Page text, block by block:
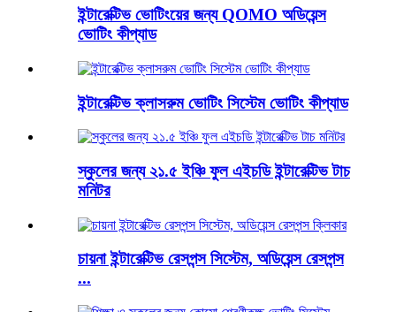
ইন্টারেক্টিভ ভোটিংয়ের জন্য QOMO অডিয়েন্স
ভোটিং কীপ্যাড
ইন্টারেক্টিভ ক্লাসরুম ভোটিং সিস্টেম ভোটিং কীপ্যাড
স্কুলের জন্য ২১.৫ ইঞ্চি ফুল এইচডি ইন্টারেক্টিভ টাচ
মনিটর
চায়না ইন্টারেক্টিভ রেসপন্স সিস্টেম, অডিয়েন্স রেসপন্স
...